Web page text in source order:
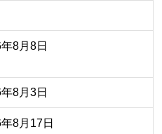
8月8日
8月3日
8月17日